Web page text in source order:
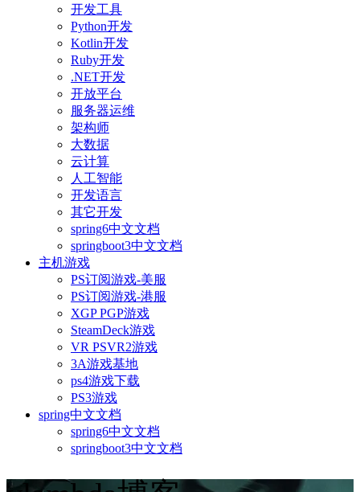
开发工具
Python开发
Kotlin开发
Ruby开发
.NET开发
开放平台
服务器运维
架构师
大数据
云计算
人工智能
开发语言
其它开发
spring6中文文档
springboot3中文文档
主机游戏
PS订阅游戏-美服
PS订阅游戏-港服
XGP PGP游戏
SteamDeck游戏
VR PSVR2游戏
3A游戏基地
ps4游戏下载
PS3游戏
spring中文文档
spring6中文文档
springboot3中文文档